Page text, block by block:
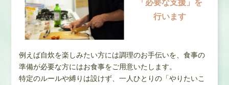
「必要な支援」を
行います
例えば自炊を楽しみたい方には調理のお手伝いを、食事の
準備が必要な方にはお食事をご用意いたします。
特定のルールや縛りは設けず、一人ひとりの「やりたいこ